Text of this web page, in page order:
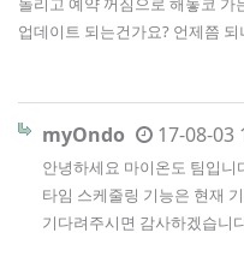
업데이트 되는건가요? 언제쯤 되
myOndo 17-08-03
안녕하세요 마이온도 팀입니
타임 스케줄링 기능은 현재
기다려주시면 감사하겠습니